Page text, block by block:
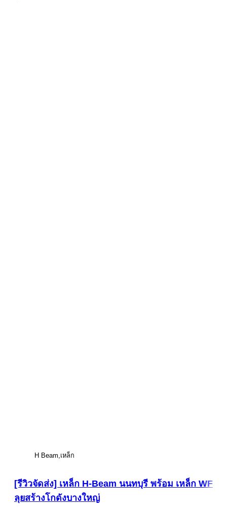
H Beam เหล็ก
[รีวิวจัดส่ง] เหล็ก H-Beam นนทบุรี พร้อม เหล็ก WF
ลุยสร้างโกดังบางใหญ่